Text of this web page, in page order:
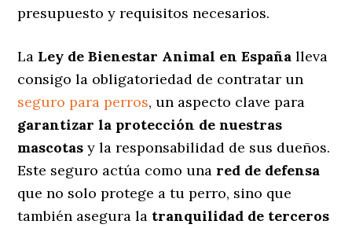
presupuesto y requisitos necesarios.
La Ley de Bienestar Animal en España lleva
consigo la obligatoriedad de contratar un
seguro para perros, un aspecto clave para
garantizar la protección de nuestras
mascotas y la responsabilidad de sus dueños.
Este seguro actúa como una red de defensa
que no solo protege a tu perro, sino que
también asegura la tranquilidad de terceros